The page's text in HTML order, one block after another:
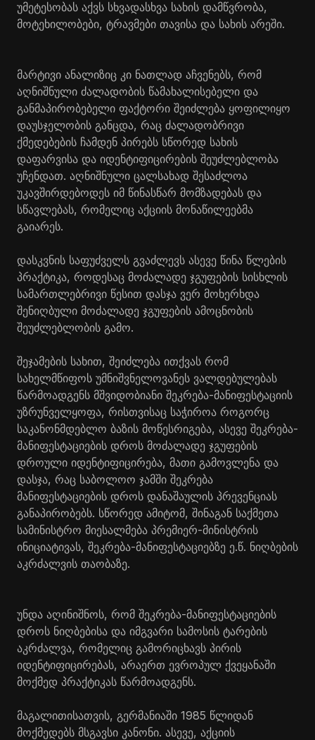
უმეტესობას აქვს სხვადასხვა სახის დამწვრობა,
მოტეხილობები, ტრავმები თავისა და სახის არეში.
მარტივი ანალიზიც კი ნათლად აჩვენებს, რომ
აღნიშნული ძალადობის წამახალისებელი და
განმაპირობებელი ფაქტორი შეიძლება ყოფილიყო
დაუსჯელობის განცდა, რაც ძალადობრივი
ქმედებების ჩამდენ პირებს სწორედ სახის
დაფარვისა და იდენტიფიცირების შეუძლებლობა
უჩენდათ. აღნიშნული ცალსახად შესაძლოა
უკავშირდებოდეს იმ წინასწარ მომზადებას და
სწავლებას, რომელიც აქციის მონაწილეებმა
გაიარეს.
დასკვნის საფუძველს გვაძლევს ასევე წინა წლების
პრაქტიკა, როდესაც მოძალადე ჯგუფების სისხლის
სამართლებრივი წესით დასჯა ვერ მოხერხდა
შენიღბული მოძალადე ჯგუფების ამოცნობის
შეუძლებლობის გამო.
შეჯამების სახით, შეიძლება ითქვას რომ
სახელმწიფოს უმნიშვნელოვანეს ვალდებულებას
წარმოადგენს მშვიდობიანი შეკრება-მანიფესტაციის
უზრუნველყოფა, რისთვისაც საჭიროა როგორც
საკანონმდებლო ბაზის მოწესრიგება, ასევე შეკრება-
მანიფესტაციების დროს მოძალადე ჯგუფების
დროული იდენტიფიცირება, მათი გამოვლენა და
დასჯა, რაც საბოლოო ჯამში შეკრება
მანიფესტაციების დროს დანაშაულის პრევენციას
განაპირობებს. სწორედ ამიტომ, შინაგან საქმეთა
სამინისტრო მიესალმება პრემიერ-მინისტრის
ინიციატივას, შეკრება-მანიფესტაციებზე ე.წ. ნიღბების
აკრძალვის თაობაზე.
უნდა აღინიშნოს, რომ შეკრება-მანიფესტაციების
დროს ნიღბებისა და იმგვარი სამოსის ტარების
აკრძალვა, რომელიც გამორიცხავს პირის
იდენტიფიცირებას, არაერთ ევროპულ ქვეყანაში
მოქმედ პრაქტიკას წარმოადგენს.
მაგალითისათვის, გერმანიაში 1985 წლიდან
მოქმედებს მსგავსი კანონი. ასევე, აქციის